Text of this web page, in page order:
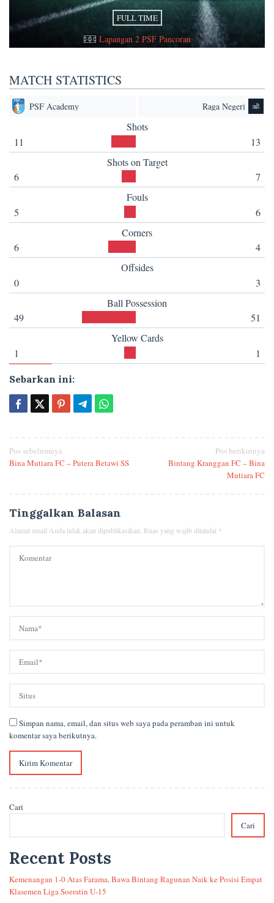
FULL TIME
Lapangan 2 PSF Pancoran
MATCH STATISTICS
PSF Academy Raga Negeri
Shots
11
13
Shots on Target
6
7
Fouls
5
6
Corners
6
4
Offsides
0
3
Ball Possession
49
51
Yellow Cards
1
1
Sebarkan ini:
Navigasi
pos
Pos sebelumnya
Bina Mutiara FC – Putera Betawi SS
Pos berikutnya
Bintang Kranggan FC – Bina
Mutiara FC
Tinggalkan Balasan
Alamat email Anda tidak akan dipublikasikan. Ruas yang wajib ditandai *
Simpan nama, email, dan situs web saya pada peramban ini untuk
komentar saya berikutnya.
Cari
Cari
Recent Posts
Kemenangan 1-0 Atas Farama, Bawa Bintang Ragunan Naik ke Posisi Empat
Klasemen Liga Soeratin U-15